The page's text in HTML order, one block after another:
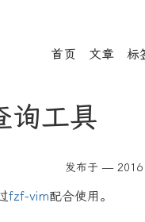
首页 文章 标
询工具
发布于 —
fzf-vim配合使用。